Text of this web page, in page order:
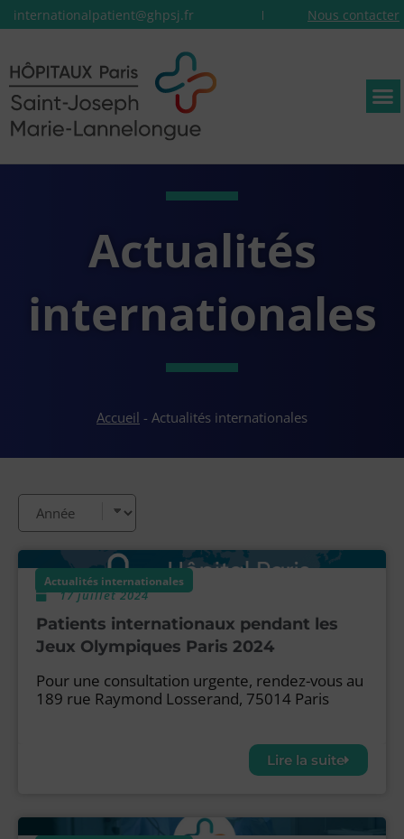
internationalpatient@ghpsj.fr Nous contacter
Actualités
internationales
Accueil - Actualités internationales
Actualités internationales
17 juillet 2024
Patients internationaux pendant les
Jeux Olympiques Paris 2024
Pour une consultation urgente, rendez-vous au
189 rue Raymond Losserand, 75014 Paris
Lire la suite